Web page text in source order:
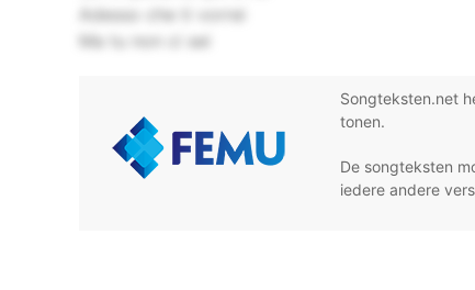
Adesso che ti vorrei
Ma tu non ci sei
Songteksten.net
tonen.
De songteksten
iedere andere